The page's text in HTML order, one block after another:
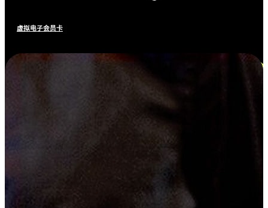
虚拟电子会员卡